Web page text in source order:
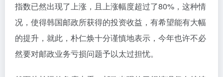
指数已然出现了上涨，且上涨幅度超过了80%，这种情
况，使得韩国邮政所获得的投资收益，有希望能有大幅
的提升，就此，朴仁焕十分谨慎地表示，今年也许不必
然要对邮政业务亏损问题予以太过担忧。